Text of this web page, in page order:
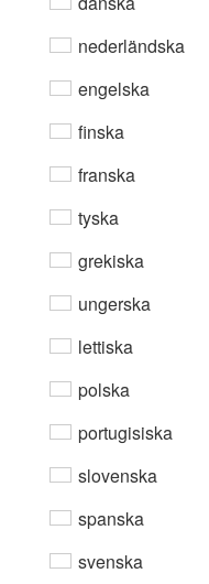
nederländska
engelska
finska
franska
tyska
grekiska
ungerska
lettiska
polska
portugisiska
slovenska
spanska
svenska